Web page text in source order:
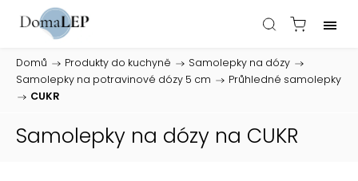
Domů / Produkty do kuchyně / Samolepky na dózy /
Samolepky na potravinové dózy 5 cm /
Průhledné samolepky
/
CUKR
Samolepky na dózy na CUKR